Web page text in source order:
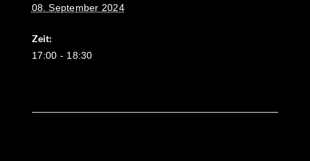
08. September 2024
Zeit:
17:00 - 18:30